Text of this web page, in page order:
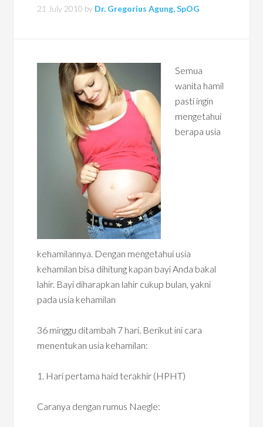
21 July 2010 by Dr. Gregorius Agung, SpOG
Semua
wanita hamil
pasti ingin
mengetahui
berapa usia
kehamilannya. Dengan mengetahui usia
kehamilan bisa dihitung kapan bayi Anda bakal
lahir. Bayi diharapkan lahir cukup bulan, yakni
pada usia kehamilan
36 minggu ditambah 7 hari. Berikut ini cara
menentukan usia kehamilan:
1. Hari pertama haid terakhir (HPHT)
Caranya dengan rumus Naegle: